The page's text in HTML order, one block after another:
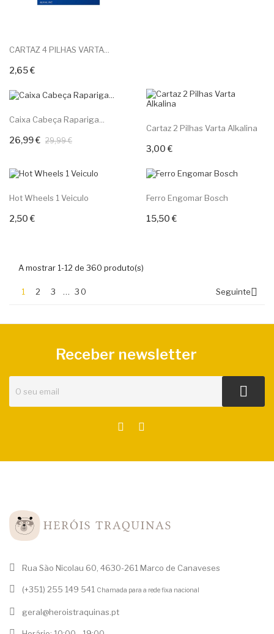
CARTAZ 4 PILHAS VARTA...
2,65 €Adicionar ao carrinho
Caixa Cabeça Rapariga...
26,99 € 29,99 €
Adicionar ao carrinho
Cartaz 2 Pilhas Varta Alkalina
3,00 €Adicionar ao carrinho
Hot Wheels 1 Veiculo
2,50 €Adicionar ao carrinho
Ferro Engomar Bosch
15,50 €Adicionar ao carrinho
A mostrar 1-12 de 360 produto(s)
1 2 3 … 30 Seguinte
Receber newsletter
Rua São Nicolau 60, 4630-261 Marco de Canaveses
(+351) 255 149 541 Chamada para a rede fixa nacional
geral@heroistraquinas.pt